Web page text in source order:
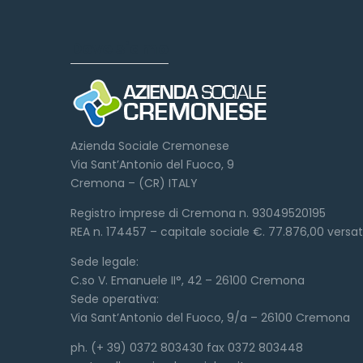
Azienda Sociale Cremonese
Via Sant’Antonio del Fuoco, 9
Cremona – (CR) ITALY
Registro imprese di Cremona n. 93049520195
REA n. 174457 – capitale sociale €. 77.876,00
Sede legale:
C.so V. Emanuele II°, 42 – 26100 Cremona
Sede operativa:
Via Sant’Antonio del Fuoco, 9/a – 26100 Cremona
ph. (+ 39) 0372 803430 fax 0372 803448